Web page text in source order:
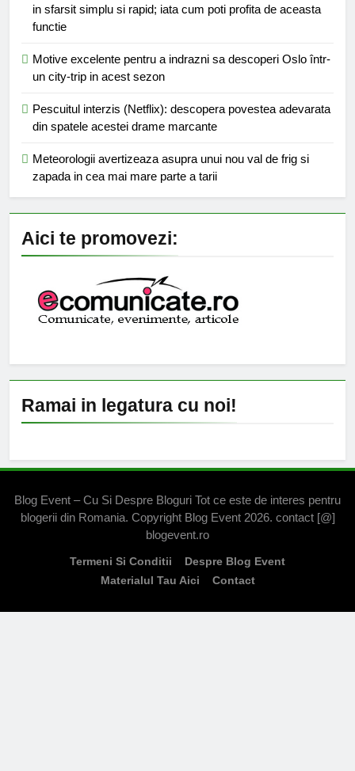
in sfarsit simplu si rapid; iata cum poti profita de aceasta
functie
Motive excelente pentru a indrazni sa descoperi Oslo într-
un city-trip in acest sezon
Pescuitul interzis (Netflix): descopera povestea adevarata
din spatele acestei drame marcante
Meteorologii avertizeaza asupra unui nou val de frig si
zapada in cea mai mare parte a tarii
Aici te promovezi:
Ramai in legatura cu noi!
Blog Event – Cu Si Despre Bloguri Tot ce este de interes pentru
blogerii din Romania. Copyright Blog Event 2026. contact [@]
blogevent.ro
Termeni Si Conditii
Despre Blog Event
Materialul Tau Aici
Contact